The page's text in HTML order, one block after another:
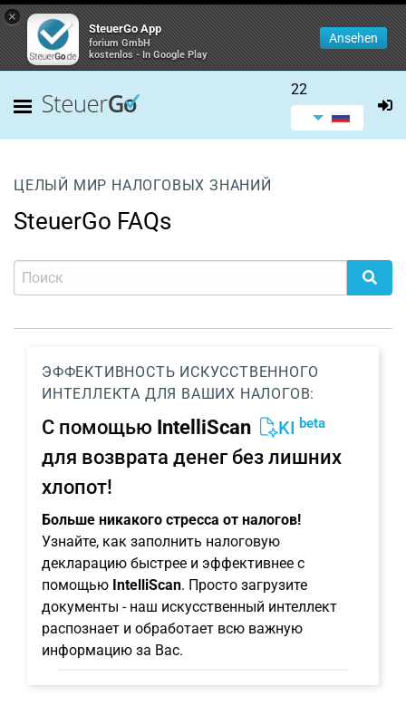
×
SteuerGo App
forium GmbH
kostenlos - In Google Play
Ansehen
22
ЦЕЛЫЙ МИР НАЛОГОВЫХ ЗНАНИЙ
SteuerGo FAQs
ЭФФЕКТИВНОСТЬ ИСКУССТВЕННОГО
ИНТЕЛЛЕКТА ДЛЯ ВАШИХ НАЛОГОВ:
С помощью IntelliScan KI beta
для возврата денег без лишних
хлопот!
Больше никакого стресса от налогов!
Узнайте, как заполнить налоговую
декларацию быстрее и эффективнее с
помощью IntelliScan. Просто загрузите
документы - наш искусственный интеллект
распознает и обработает всю важную
информацию за Вас.